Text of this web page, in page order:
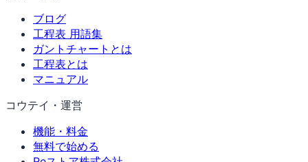
ブログ
工程表 用語集
ガントチャートとは
工程表とは
マニュアル
コウテイ・運営
機能・料金
無料で始める